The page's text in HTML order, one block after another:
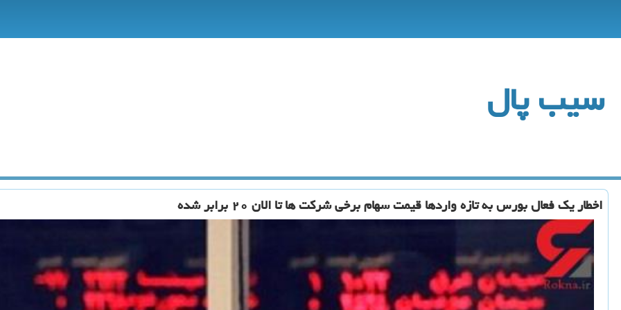
سیب پال
اخطار یك فعال بورس به تازه واردها قیمت سهام برخی شركت ها تا الان ۲۰ برابر شده